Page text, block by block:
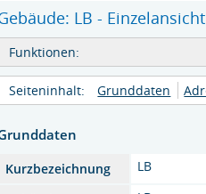
LB - Einzelansicht
Funktionen:
Seiteninhalt: Grunddaten
Kurzbezeichnung
LB